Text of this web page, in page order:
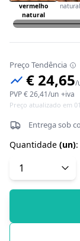
vermelho
natural
Preço Tendência
€ 24,65/
PVP€ 26,41/un +iva
Preço atualizado em
Entrega sob
Quantidade (un):